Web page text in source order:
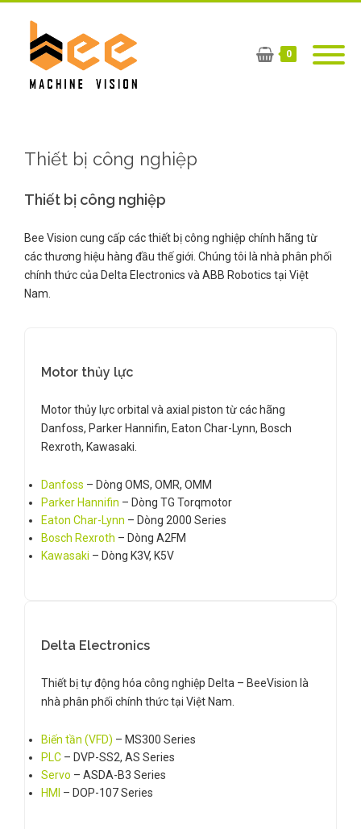
0
Thiết bị công nghiệp
Thiết bị công nghiệp
Bee Vision cung cấp các thiết bị công nghiệp chính hãng từ
các thương hiệu hàng đầu thế giới. Chúng tôi là nhà phân phối
chính thức của Delta Electronics và ABB Robotics tại Việt
Nam.
Motor thủy lực
Motor thủy lực orbital và axial piston từ các hãng
Danfoss, Parker Hannifin, Eaton Char-Lynn, Bosch
Rexroth, Kawasaki.
Danfoss – Dòng OMS, OMR, OMM
Parker Hannifin – Dòng TG Torqmotor
Eaton Char-Lynn – Dòng 2000 Series
Bosch Rexroth – Dòng A2FM
Kawasaki – Dòng K3V, K5V
Delta Electronics
Thiết bị tự động hóa công nghiệp Delta – BeeVision là
nhà phân phối chính thức tại Việt Nam.
Biến tần (VFD) – MS300 Series
PLC – DVP-SS2, AS Series
Servo – ASDA-B3 Series
HMI – DOP-107 Series